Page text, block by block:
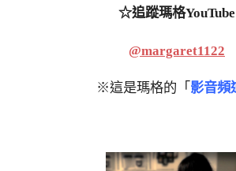
☆追蹤瑪格YouTube
@margaret1122
※這是瑪格的「 影音頻